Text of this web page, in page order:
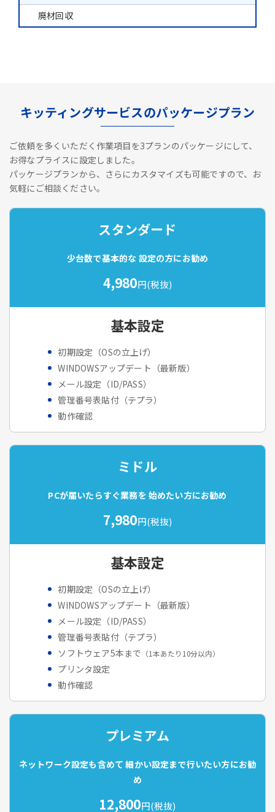
廃材回収
キッティングサービスのパッケージプラン
ご依頼を多くいただく作業項目を3プランのパッケージにして、
お得なプライスに設定しました。
パッケージプランから、さらにカスタマイズも可能ですので、お
気軽にご相談ください。
スタンダード
少台数で基本的な 設定の方にお勧め
4,980円(税抜)
基本設定
初期設定（OSの立上げ）
WINDOWSアップデート（最新版）
メール設定（ID/PASS）
管理番号表貼付（テプラ）
動作確認
ミドル
PCが届いたらすぐ業務を 始めたい方にお勧め
7,980円(税抜)
基本設定
初期設定（OSの立上げ）
WINDOWSアップデート（最新版）
メール設定（ID/PASS）
管理番号表貼付（テプラ）
ソフトウェア5本まで （1本あたり10分以内）
プリンタ設定
動作確認
プレミアム
ネットワーク設定も含めて 細かい設定まで行いたい方にお勧
め
12,800円(税抜)